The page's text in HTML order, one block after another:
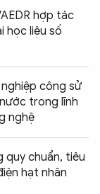
hợp tác
học liệu số
công sử
trong lĩnh
nghệ
quy chuẩn, tiêu
hạt nhân